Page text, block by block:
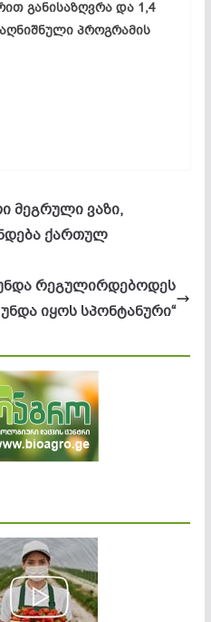
განისაზღვრა და 1,4
პროგრამის
მეგრული ვაზი,
ქართულ
უნდა რეგულირდებოდეს
იყოს სპონტანური“